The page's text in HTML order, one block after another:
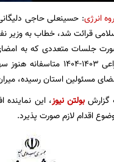
انرژی: حسینعلی حاجی
قرائت شد، خطاب به وزیر
جلسات متعددی که به
زراعی 1403-1404
مسئولین استان رسیده،
گزارشبولتن نیوز، این
اقدام لازم صورت پذیرد.